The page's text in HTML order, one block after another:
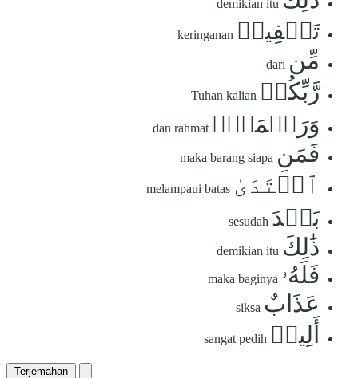
demikian itu
تَخۡفِيفٞ keringanan
مِّن dari
رَّبِّكُمۡ Tuhan kalian
وَرَحۡمَةٞۗ dan rahmat
فَمَنِ maka barang siapa
ٱعۡتَدَىٰ melampaui batas
بَعۡدَ sesudah
ذَٰلِكَ demikian itu
فَلَهُۥ maka baginya
عَذَابٌ siksa
أَلِيمٞ sangat pedih
Terjemahan